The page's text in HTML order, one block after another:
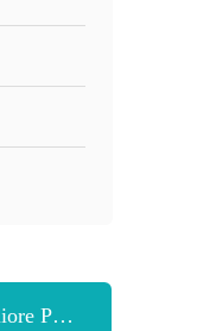
Prezzo